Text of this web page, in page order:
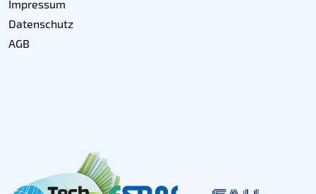
Impressum
Datenschutz
AGB